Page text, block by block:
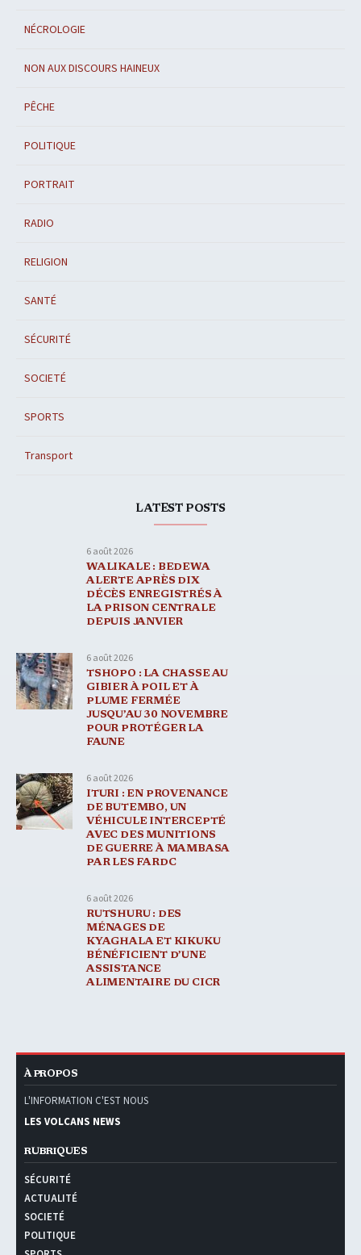
NÉCROLOGIE
NON AUX DISCOURS HAINEUX
PÊCHE
POLITIQUE
PORTRAIT
RADIO
RELIGION
SANTÉ
SÉCURITÉ
SOCIETÉ
SPORTS
Transport
LATEST POSTS
6 août 2026
WALIKALE : BEDEWA
ALERTE APRÈS DIX
DÉCÈS ENREGISTRÉS À
LA PRISON CENTRALE
DEPUIS JANVIER
6 août 2026
TSHOPO : LA CHASSE AU
GIBIER À POIL ET À
PLUME FERMÉE
JUSQU’AU 30 NOVEMBRE
POUR PROTÉGER LA
FAUNE
6 août 2026
ITURI : EN PROVENANCE
DE BUTEMBO, UN
VÉHICULE INTERCEPTÉ
AVEC DES MUNITIONS
DE GUERRE À MAMBASA
PAR LES FARDC
6 août 2026
RUTSHURU : DES
MÉNAGES DE
KYAGHALA ET KIKUKU
BÉNÉFICIENT D’UNE
ASSISTANCE
ALIMENTAIRE DU CICR
À PROPOS
L'INFORMATION C'EST NOUS
LES VOLCANS NEWS
RUBRIQUES
SÉCURITÉ
ACTUALITÉ
SOCIETÉ
POLITIQUE